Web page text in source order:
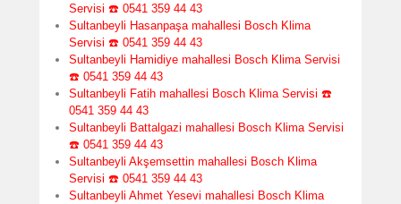
Servisi ☎️ 0541 359 44 43
Sultanbeyli Hasanpaşa mahallesi Bosch Klima
Servisi ☎️ 0541 359 44 43
Sultanbeyli Hamidiye mahallesi Bosch Klima Servisi
☎️ 0541 359 44 43
Sultanbeyli Fatih mahallesi Bosch Klima Servisi ☎️
0541 359 44 43
Sultanbeyli Battalgazi mahallesi Bosch Klima Servisi
☎️ 0541 359 44 43
Sultanbeyli Akşemsettin mahallesi Bosch Klima
Servisi ☎️ 0541 359 44 43
Sultanbeyli Ahmet Yesevi mahallesi Bosch Klima